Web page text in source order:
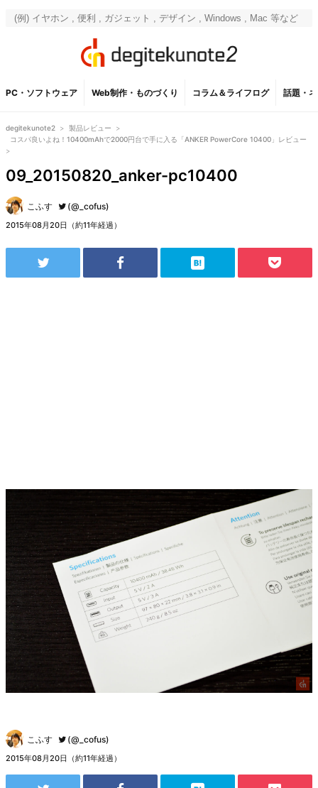
PC・ソフトウェア Web制作・ものづくり コラム＆ライフログ 話題・
degitekunote2 > 製品レビュー
>
コスパ良いよね！10400mAhで2000円台で手に入る「ANKER PowerCore 10400」レビュー
>
09_20150820_anker-pc10400
こふす (@_cofus)
2015年08月20日（約11年経過）
こふす (@_cofus)
2015年08月20日（約11年経過）